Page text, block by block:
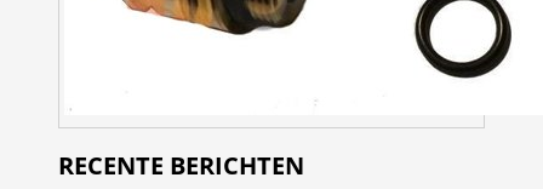
RECENTE BERICHTEN